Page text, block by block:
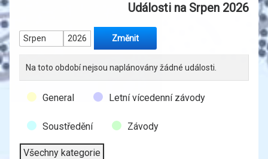
Události na Srpen 2026
Měsíc
Rok
Na toto období nejsou naplánovány žádné události.
KategorieGeneral Letní vícedenní závody
Soustředění Závody
Všechny kategorie